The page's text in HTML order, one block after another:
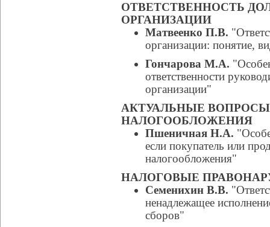
ОТВЕТСТВЕННОСТЬ
ОРГАНИЗАЦИИ
Матвеенко П.В.
организации: понятие,
Гончарова М.А.
ответственности
организации"
АКТУАЛЬНЫЕ
НАЛОГООБЛОЖЕНИЯ
Пшеничная Н.А.
если покупатель или
налогообложения"
НАЛОГОВЫЕ
Семенихин В.В.
ненадлежащее
сборов"